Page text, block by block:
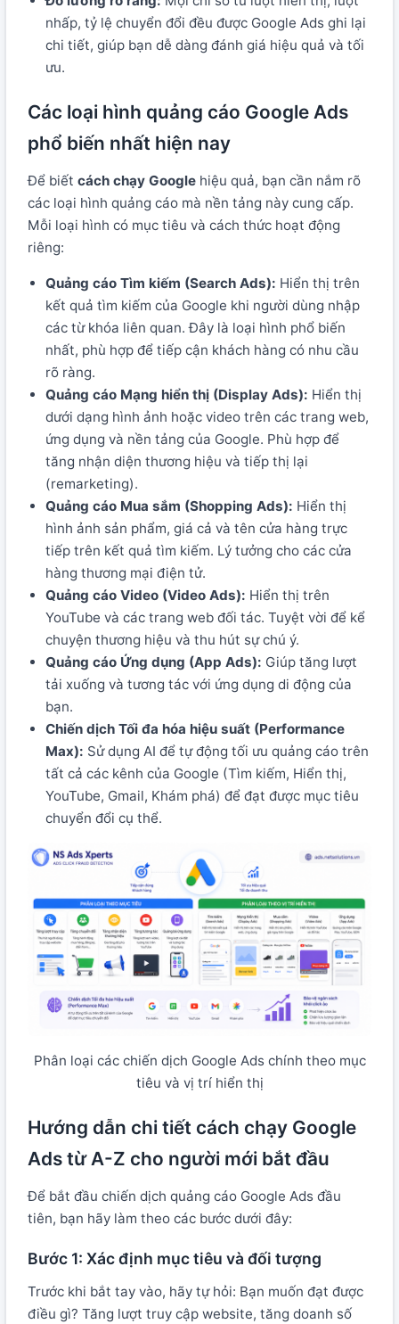
nhấp, tỷ lệ chuyển đổi đều được Google Ads ghi lại
chi tiết, giúp bạn dễ dàng đánh giá hiệu quả và tối
ưu.
Các loại hình quảng cáo Google Ads
phổ biến nhất hiện nay
Để biết cách chạy Google hiệu quả, bạn cần nắm rõ
các loại hình quảng cáo mà nền tảng này cung cấp.
Mỗi loại hình có mục tiêu và cách thức hoạt động
riêng:
Quảng cáo Tìm kiếm (Search Ads): Hiển thị trên
kết quả tìm kiếm của Google khi người dùng nhập
các từ khóa liên quan. Đây là loại hình phổ biến
nhất, phù hợp để tiếp cận khách hàng có nhu cầu
rõ ràng.
Quảng cáo Mạng hiển thị (Display Ads): Hiển thị
dưới dạng hình ảnh hoặc video trên các trang web,
ứng dụng và nền tảng của Google. Phù hợp để
tăng nhận diện thương hiệu và tiếp thị lại
(remarketing).
Quảng cáo Mua sắm (Shopping Ads): Hiển thị
hình ảnh sản phẩm, giá cả và tên cửa hàng trực
tiếp trên kết quả tìm kiếm. Lý tưởng cho các cửa
hàng thương mại điện tử.
Quảng cáo Video (Video Ads): Hiển thị trên
YouTube và các trang web đối tác. Tuyệt vời để kể
chuyện thương hiệu và thu hút sự chú ý.
Quảng cáo Ứng dụng (App Ads): Giúp tăng lượt
tải xuống và tương tác với ứng dụng di động của
bạn.
Chiến dịch Tối đa hóa hiệu suất (Performance
Max): Sử dụng AI để tự động tối ưu quảng cáo trên
tất cả các kênh của Google (Tìm kiếm, Hiển thị,
YouTube, Gmail, Khám phá) để đạt được mục tiêu
chuyển đổi cụ thể.
Phân loại các chiến dịch Google Ads chính theo mục
tiêu và vị trí hiển thị
Hướng dẫn chi tiết cách chạy Google
Ads từ A-Z cho người mới bắt đầu
Để bắt đầu chiến dịch quảng cáo Google Ads đầu
tiên, bạn hãy làm theo các bước dưới đây:
Bước 1: Xác định mục tiêu và đối tượng
Trước khi bắt tay vào, hãy tự hỏi: Bạn muốn đạt được
điều gì? Tăng lượt truy cập website, tăng doanh số